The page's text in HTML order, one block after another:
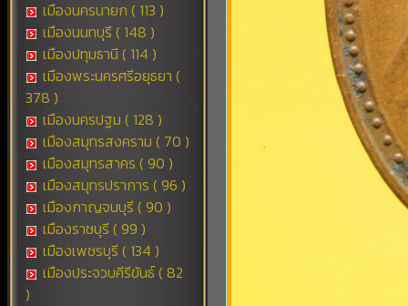
เมืองนครนายก ( 113 )
เมืองนนทบุรี ( 148 )
เมืองปทุมธานี ( 114 )
เมืองพระนครศรีอยุธยา (
378 )
เมืองนครปฐม ( 128 )
เมืองสมุทรสงคราม ( 70 )
เมืองสมุทรสาคร ( 90 )
เมืองสมุทรปราการ ( 96 )
เมืองกาญจนบุรี ( 90 )
เมืองราชบุรี ( 99 )
เมืองเพชรบุรี ( 134 )
เมืองประจวบคีรีขันธ์ ( 82
)